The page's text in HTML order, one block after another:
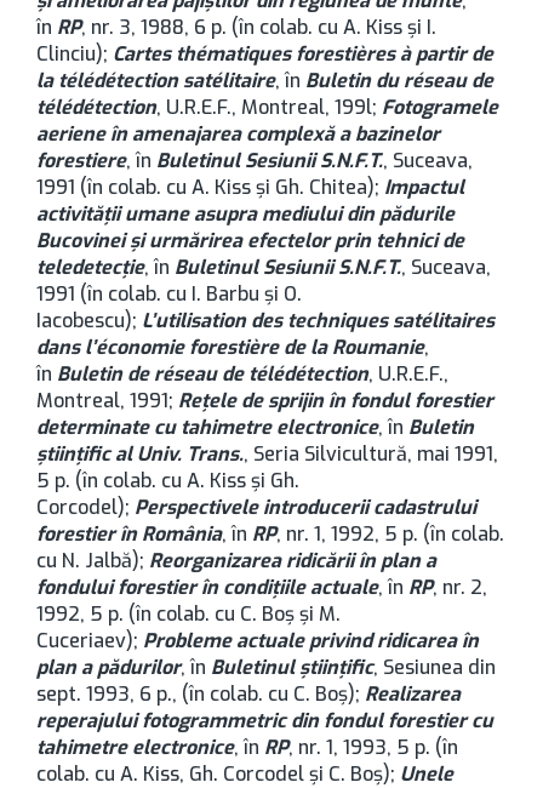
în RP, nr. 3, 1988, 6 p. (în colab. cu A. Kiss şi I.
Clinciu); Cartes thématiques forestières à partir de
la télédétection satélitaire, în Buletin du réseau de
télédétection, U.R.E.F., Montreal, 199l; Fotogramele
aeriene în amenajarea complexă a bazinelor
forestiere, în Buletinul Sesiunii S.N.F.T., Suceava,
1991 (în colab. cu A. Kiss şi Gh. Chitea); Impactul
activităţii umane asupra mediului din pădurile
Bucovinei şi urmărirea efectelor prin tehnici de
teledetecţie, în Buletinul Sesiunii S.N.F.T., Suceava,
1991 (în colab. cu I. Barbu şi O.
Iacobescu); L’utilisation des techniques satélitaires
dans l’économie forestière de la Roumanie,
în Buletin de réseau de télédétection, U.R.E.F.,
Montreal, 1991; Reţele de sprijin în fondul forestier
determinate cu tahimetre electronice, în Buletin
ştiinţific al Univ. Trans., Seria Silvicultură, mai 1991,
5 p. (în colab. cu A. Kiss şi Gh.
Corcodel); Perspectivele introducerii cadastrului
forestier în România, în RP, nr. 1, 1992, 5 p. (în colab.
cu N. Jalbă); Reorganizarea ridicării în plan a
fondului forestier în condiţiile actuale, în RP, nr. 2,
1992, 5 p. (în colab. cu C. Boş şi M.
Cuceriaev); Probleme actuale privind ridicarea în
plan a pădurilor, în Buletinul ştiinţific, Sesiunea din
sept. 1993, 6 p., (în colab. cu C. Boş); Realizarea
reperajului fotogrammetric din fondul forestier cu
tahimetre electronice, în RP, nr. 1, 1993, 5 p. (în
colab. cu A. Kiss, Gh. Corcodel şi C. Boş); Unele